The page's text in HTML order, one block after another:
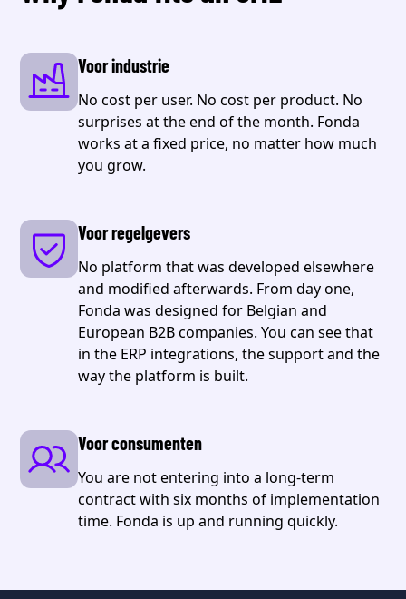
Voor industrie
No cost per user. No cost per product. No
surprises at the end of the month. Fonda
works at a fixed price, no matter how much
you grow.
Voor regelgevers
No platform that was developed elsewhere
and modified afterwards. From day one,
Fonda was designed for Belgian and
European B2B companies. You can see that
in the ERP integrations, the support and the
way the platform is built.
Voor consumenten
You are not entering into a long-term
contract with six months of implementation
time. Fonda is up and running quickly.